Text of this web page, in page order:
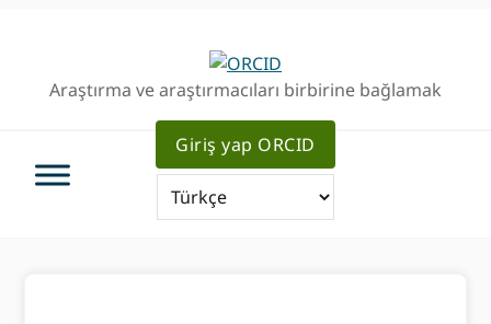
Araştırma ve araştırmacıları birbirine bağlamak
Giriş yap ORCID